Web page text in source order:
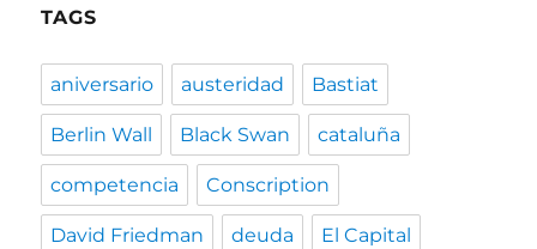
TAGS
aniversario austeridad Bastiat
Berlin Wall Black Swan cataluña
competencia Conscription
David Friedman deuda El Capital